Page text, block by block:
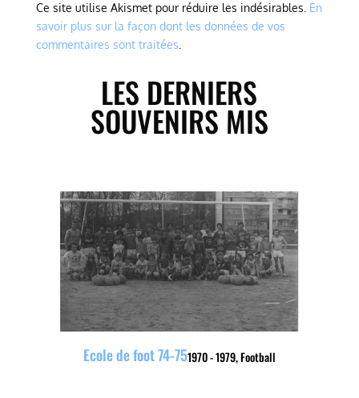
Ce site utilise Akismet pour réduire les indésirables. En
savoir plus sur la façon dont les données de vos
commentaires sont traitées.
LES DERNIERS
SOUVENIRS MIS
1970 - 1979,Football
Ecole de foot 74-75